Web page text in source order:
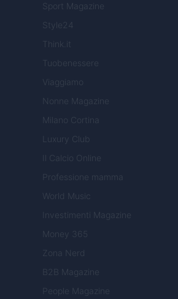
Sport Magazine
Style24
Think.it
Tuobenessere
Viaggiamo
Nonne Magazine
Milano Cortina
Luxury Club
Il Calcio Online
Professione mamma
World Music
Investimenti Magazine
Money 365
Zona Nerd
B2B Magazine
People Magazine